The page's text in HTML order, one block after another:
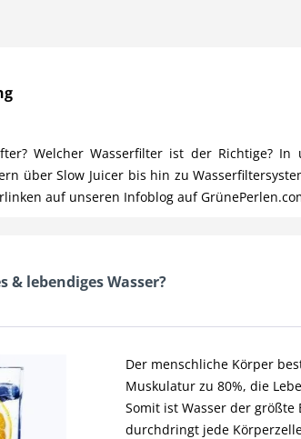
Welcher Wasserfilter ist der Richtige?
über Slow Juicer bis hin zu
auf unseren Infoblog auf
& lebendiges Wasser?
Der menschliche Körper
Muskulatur zu 80%, die
Somit ist Wasser der
durchdringt jede